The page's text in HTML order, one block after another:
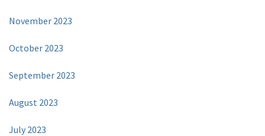
November 2023
October 2023
September 2023
August 2023
July 2023